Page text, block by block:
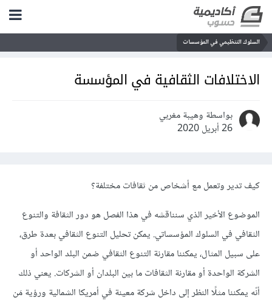
السلوك التنظيمي في المؤسسات
الاختلافات الثقافية في المؤسسة
بواسطة وهيبة مغربي
26 أبريل 2020
كيف تدير وتعمل مع أشخاص من ثقافات مختلفة؟
الموضوع الأخير الذي سنناقشه في هذا الفصل هو دور الثقافة والتنوع
الثقافي في السلوك المؤسساتي. يمكن تحليل التنوع الثقافي بعدة طرق،
على سبيل المثال، يمكننا مقارنة التنوع الثقافي ضمن البلد الواحد أو
الشركة الواحدة أو مقارنة الثقافات ما بين البلدان أو الشركات. يعني ذلك
أنّه يمكننا مثلًا النظر إلى داخل شركة معينة في أمريكا الشمالية ورؤية مَن